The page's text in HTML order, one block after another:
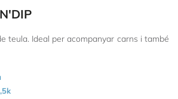
teula. Ideal per acompanyar carns i també